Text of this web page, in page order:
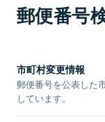
郵便番号
市町村変更情報
郵便番号を公表した
しています。